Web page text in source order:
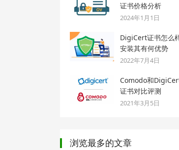
证书价格分析
2024年1月1日
DigiCert证书怎么
安装其有何优势
2022年7月4日
Comodo和
证书对比评测
2021年3月5日
浏览最多的文章